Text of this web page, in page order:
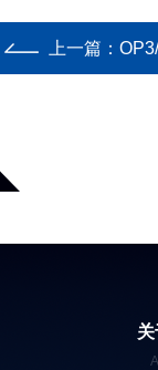
上一篇：